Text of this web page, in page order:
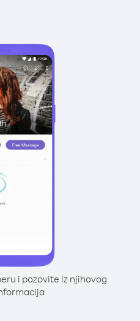
i pozovite iz njihovog